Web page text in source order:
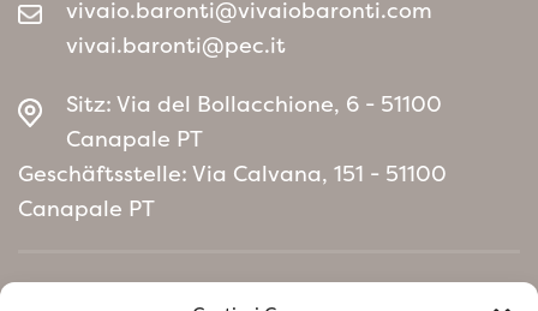
vivaio.baronti@vivaiobaronti.com
vivai.baronti@pec.it
Sitz: Via del Bollacchione, 6 - 51100
Canapale PT
Geschäftsstelle: Via Calvana, 151 - 51100
Canapale PT
Home